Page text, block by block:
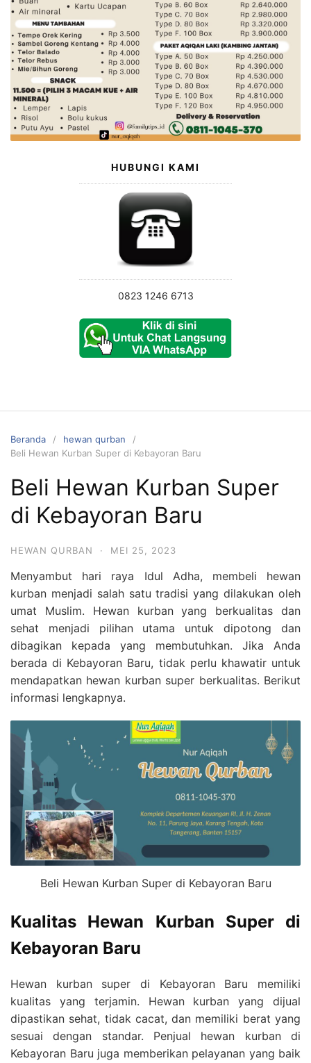
HUBUNGI KAMI
0823 1246 6713
Beranda
hewan qurban
Beli Hewan Kurban Super di Kebayoran Baru
Beli Hewan Kurban Super
di Kebayoran Baru
HEWAN QURBAN · MEI 25, 2023
Menyambut hari raya Idul Adha, membeli hewan
kurban menjadi salah satu tradisi yang dilakukan oleh
umat Muslim. Hewan kurban yang berkualitas dan
sehat menjadi pilihan utama untuk dipotong dan
dibagikan kepada yang membutuhkan. Jika Anda
berada di Kebayoran Baru, tidak perlu khawatir untuk
mendapatkan hewan kurban super berkualitas. Berikut
informasi lengkapnya.
Beli Hewan Kurban Super di Kebayoran Baru
Kualitas Hewan Kurban Super di
Kebayoran Baru
Hewan kurban super di Kebayoran Baru memiliki
kualitas yang terjamin. Hewan kurban yang dijual
dipastikan sehat, tidak cacat, dan memiliki berat yang
sesuai dengan standar. Penjual hewan kurban di
Kebayoran Baru juga memberikan pelayanan yang baik